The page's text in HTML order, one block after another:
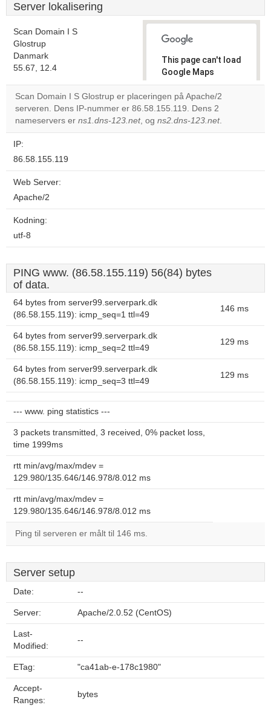
Server lokalisering
Scan Domain I S
Glostrup
Danmark
55.67, 12.4
This page can't load
Google Maps
correctly.
Do you
own this
Scan Domain I S Glostrup er placeringen på Apache/2
serveren. Dens IP-nummer er 86.58.155.119. Dens 2
nameservers er ns1.dns-123.net, og ns2.dns-123.net.
IP:
86.58.155.119
Web Server:
Apache/2
Kodning:
utf-8
PING www. (86.58.155.119) 56(84) bytes
of data.
64 bytes from server99.serverpark.dk
(86.58.155.119): icmp_seq=1 ttl=49
146 ms
64 bytes from server99.serverpark.dk
(86.58.155.119): icmp_seq=2 ttl=49
129 ms
64 bytes from server99.serverpark.dk
(86.58.155.119): icmp_seq=3 ttl=49
129 ms
--- www. ping statistics ---
3 packets transmitted, 3 received, 0% packet loss,
time 1999ms
rtt min/avg/max/mdev =
129.980/135.646/146.978/8.012 ms
rtt min/avg/max/mdev =
129.980/135.646/146.978/8.012 ms
Ping til serveren er målt til 146 ms.
Server setup
Date: --
Server: Apache/2.0.52 (CentOS)
Last-
Modified:
--
ETag: "ca41ab-e-178c1980"
Accept-
Ranges:
bytes